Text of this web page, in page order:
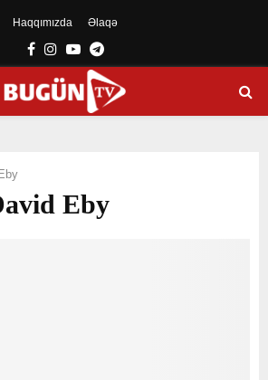
Haqqımızda Əlaqə
Facebook
Instagram
YoutubeTelegram
Eby